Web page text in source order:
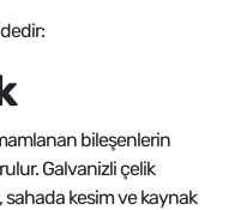
bileşenlerin
Galvanizli çelik
kesim ve kaynak